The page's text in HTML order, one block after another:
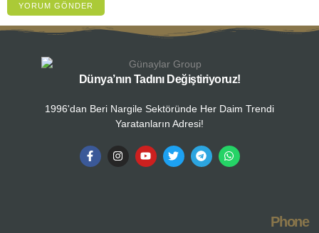
Dünya’nın Tadını Değiştiriyoruz!
1996'dan Beri Nargile Sektöründe Her Daim Trendi
Yaratanların Adresi!
Phone